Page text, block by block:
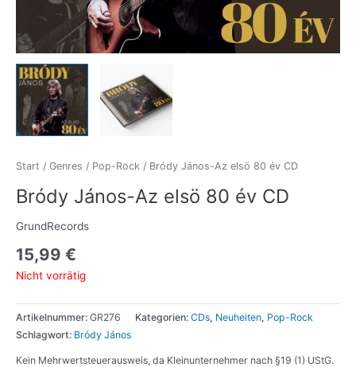
Start / Genres / Pop-Rock / Bródy János-Az elsö 80 év CD
Bródy János-Az elsö 80 év CD
GrundRecords
15,99 €
Nicht vorrätig
Artikelnummer: GR276 Kategorien: CDs, Neuheiten, Pop-Rock
Schlagwort: Bródy János
Kein Mehrwertsteuerausweis, da Kleinunternehmer nach §19 (1) UStG.